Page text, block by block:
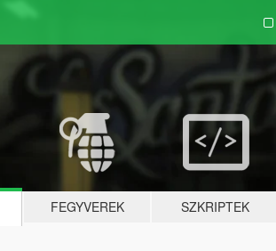
FEGYVEREK SZKRIPTEK